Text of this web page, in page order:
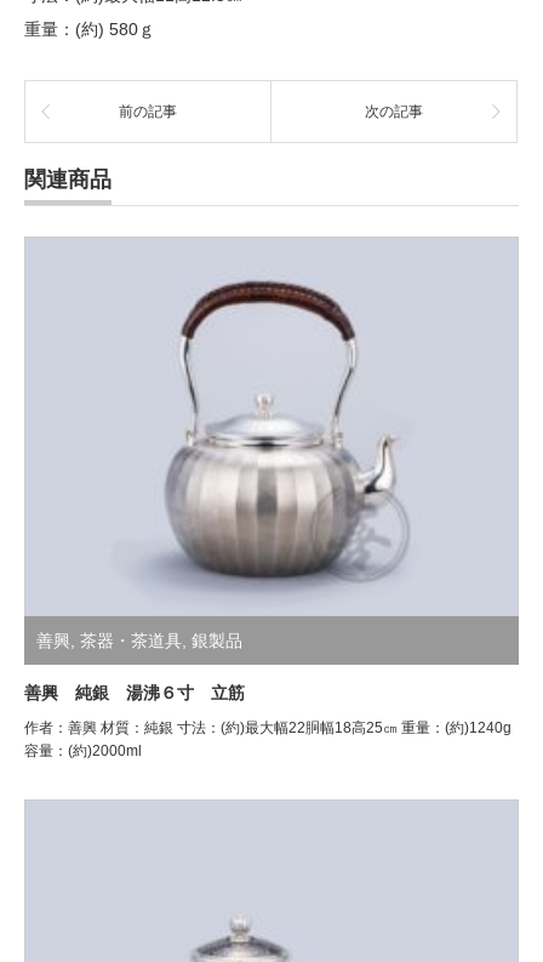
重量：(約) 580ｇ
前の記事 次の記事
関連商品
善興 茶器・茶道具 銀製品
善興 純銀 湯沸６寸 立筋
作者：善興 材質：純銀 寸法：(約)最大幅22胴幅18高25㎝ 重量：(約)1240g
容量：(約)2000ml